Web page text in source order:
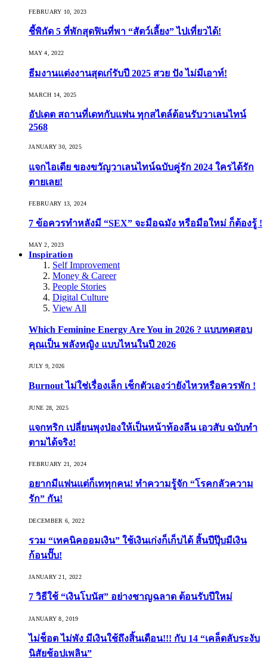
FEBRUARY 10, 2023
ชี้พิกัด 5 ที่พักสุดฟินที่พา “สัตว์เลี้ยง” ไปเที่ยวได้!
MAY 4, 2022
ธีมงานแต่งงานสุดเก๋รับปี 2025 สวย ปัง ไม่มีเอาท์!
MARCH 14, 2025
อัปเดต สถานที่เดทกับแฟน ทุกสไตล์ต้อนรับวาเลนไทน์
2568
JANUARY 30, 2025
แจกไอเดีย ของขวัญวาเลนไทน์ฉบับคู่รัก 2024 ใครได้รัก
ตายเลย!
FEBRUARY 13, 2024
7 ข้อควรทำหลังมี “SEX” จะมือฉมัง หรือมือใหม่ ก็ต้องรู้ !
MAY 2, 2023
Inspiration
Self Improvement
Money & Career
People Stories
Digital Culture
View All
Which Feminine Energy Are You in 2026 ? แบบทดสอบ
คุณเป็น พลังหญิง แบบไหนในปี 2026
JULY 9, 2026
Burnout ไม่ใช่เรื่องเล็ก เช็กตัวเองว่ายังไหวหรือควรพัก !
JUNE 28, 2025
แจกทริก เปลี่ยนพุงป่องให้เป็นหน้าท้องลีน เอวสับ ฉบับทำ
ตามได้จริง!
FEBRUARY 21, 2024
อยากมีแฟนแต่ก็เททุกคน! ทำความรู้จัก “โรคกลัวความ
รัก” กัน!
DECEMBER 6, 2022
รวม “เทคนิคออมเงิน” ใช้เงินเก่งก็เก็บได้ สิ้นปีปุ๊บมีเงิน
ก้อนปั๊บ!
JANUARY 21, 2022
7 วิธีใช้ “เงินโบนัส” อย่างชาญฉลาด ต้อนรับปีใหม่
JANUARY 8, 2019
ไม่ช็อต ไม่พัง มีเงินใช้ถึงสิ้นเดือน!!! กับ 14 “เคล็ดลับระงับ
นิสัยช้อปเพลิน”